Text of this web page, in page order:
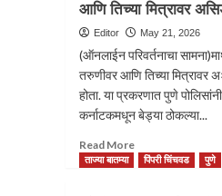
दाखवत
सुशिक्षित
बेरोजगारांची
लाखो
रुपयांची
फसवणूक…
आणि तिच्या मित्रावर
Editor May 21, 2026
(ऑनलाईन परिवर्तनाचा
तरुणीवर आणि तिच्या मित्रावर
होता. या प्रकरणात पुणे
कर्नाटकमधून बेड्या ठोकल्या...
Read MoreRead
more
ताज्या बातम्या पिंपरी चिंचवड पुणे